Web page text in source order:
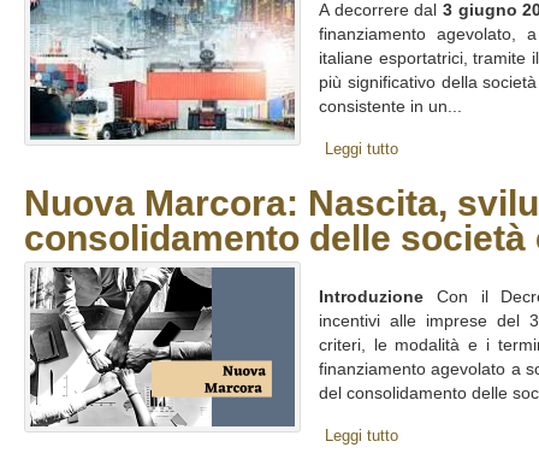
A decorrere dal 3 giugno
finanziamento agevolato,
italiane esportatrici, tramite
più significativo della
consistente in un...
Leggi tutto
Nuova Marcora: Nascita,
consolidamento delle società
Introduzione Con il
incentivi alle imprese del
criteri, le modalità e i
finanziamento agevolato a
del consolidamento delle
Leggi tutto